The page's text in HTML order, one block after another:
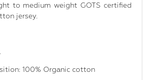
to medium weight GOTS certified
jersey.
100% Organic cotton